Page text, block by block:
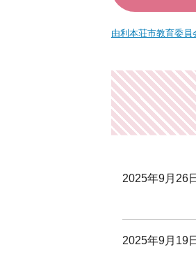
由利本荘市教育委員
2025年9月26日
2025年9月19日